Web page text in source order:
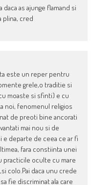
as ajunge flamand si
cred
este un reper pentru
grele,o traditie si
moaste si sfinti) e cu
noi, fenomenul religios
de preoti bine ancorati
mai nou si de
e departe de ceea ce ar fi
fara constiinta unei
practicile oculte cu mare
colo.Pai daca unu crede
fie discriminat ala care